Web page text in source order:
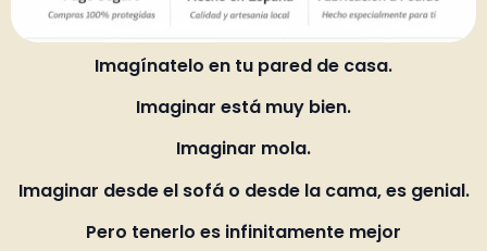
Imagínatelo en tu pared de casa.
Imaginar está muy bien.
Imaginar mola.
Imaginar desde el sofá o desde la cama, es genial.
Pero tenerlo es infinitamente mejor